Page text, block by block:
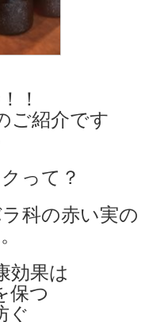
！
ご紹介です
って？
科の赤い実の
効果は
保つ
ぐ